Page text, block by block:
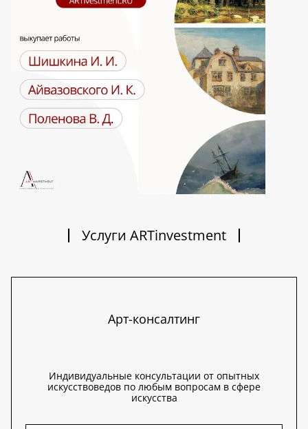
Услуги ARTinvestment
Арт-консалтинг
Индивидуальные консультации от опытных
искусствоведов по любым вопросам в сфере
искусства